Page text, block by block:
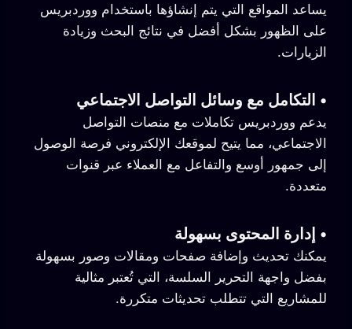
يساعد المواقع التي يتم إنشاؤها باستخدام ووردبريس
على الظهور بشكل أفضل في نتائج البحث وزيادة
الزيارات.
• التكامل مع وسائل التواصل الاجتماعي
يدعم ووردبريس تكاملات مع منصات التواصل
الاجتماعي، مما يتيح لموقعك الإلكتروني فرصة الوصول
إلى جمهور أوسع والتفاعل مع العملاء عبر قنوات
متعددة.
• إدارة المحتوى بسهولة
يمكنك تحديث وإضافة صفحات ومقالات وصور بسهولة
بفضل واجهة التحرير السلسة، التي تُعتبر مثالية
للمشاريع التي تتطلب تحديثات متكررة.